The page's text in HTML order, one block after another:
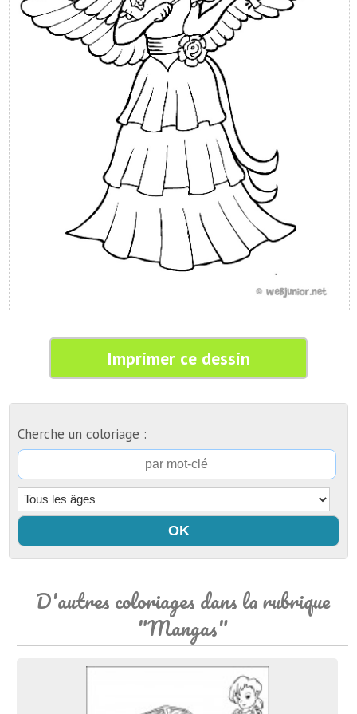
Imprimer ce dessin
Cherche un coloriage :
D'autres coloriages dans la rubrique
"Mangas"